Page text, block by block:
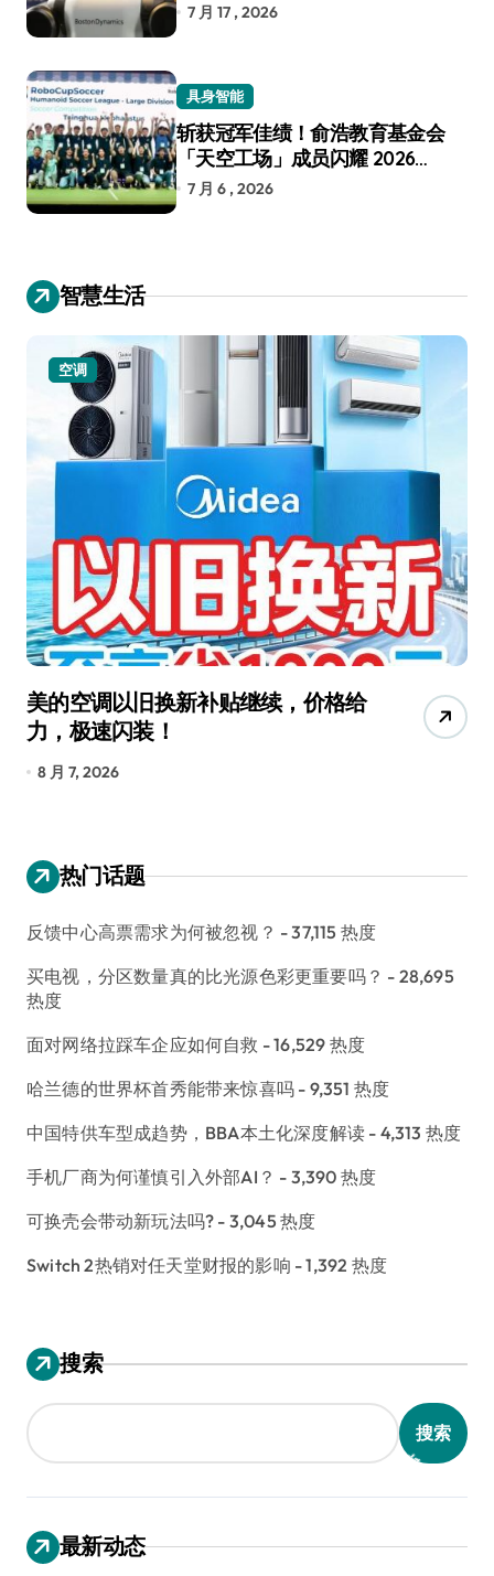
7 月 17 , 2026
具身智能
斩获冠军佳绩！俞浩教育基金会
「天空工场」成员闪耀 2026
RoboCup 机器人世界杯
7 月 6 , 2026
智慧生活
空调
美的空调以旧换新补贴继续，价格给
力，极速闪装！
8 月 7, 2026
热门话题
反馈中心高票需求为何被忽视？ - 37,115 热度
买电视，分区数量真的比光源色彩更重要吗？ - 28,695
热度
面对网络拉踩车企应如何自救 - 16,529 热度
哈兰德的世界杯首秀能带来惊喜吗 - 9,351 热度
中国特供车型成趋势，BBA本土化深度解读 - 4,313 热度
手机厂商为何谨慎引入外部AI？ - 3,390 热度
可换壳会带动新玩法吗? - 3,045 热度
Switch 2热销对任天堂财报的影响 - 1,392 热度
搜索
搜索
最新动态